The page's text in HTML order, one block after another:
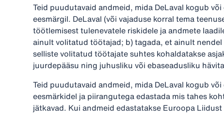
Teid puudutavaid andmeid, mida DeLaval kogub
eesmärgil. DeLaval (või vajaduse korral tema
töötlemisest tulenevatele riskidele ja andmete
ainult volitatud töötajad; b) tagada, et ainult
selliste volitatud töötajate suhtes kohaldatakse
juurdepääsu ning juhusliku või ebaseadusliku
Teid puudutavaid andmeid, mida DeLaval kogub
eesmärkidel ja piirangutega edastada mis tahes
jätkavad. Kui andmeid edastatakse Euroopa